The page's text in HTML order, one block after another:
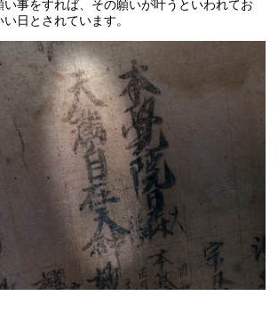
い事をすれば、その願いが叶うといわれてお
日とされています。